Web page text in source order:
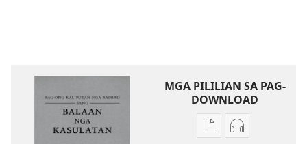
MGA PILILIAN SA PAG-
DOWNLOAD
Mga Mga